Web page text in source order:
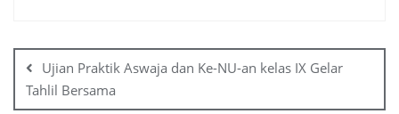
navigation
Ujian Praktik Aswaja dan Ke-NU-an kelas IX Gelar
Tahlil Bersama